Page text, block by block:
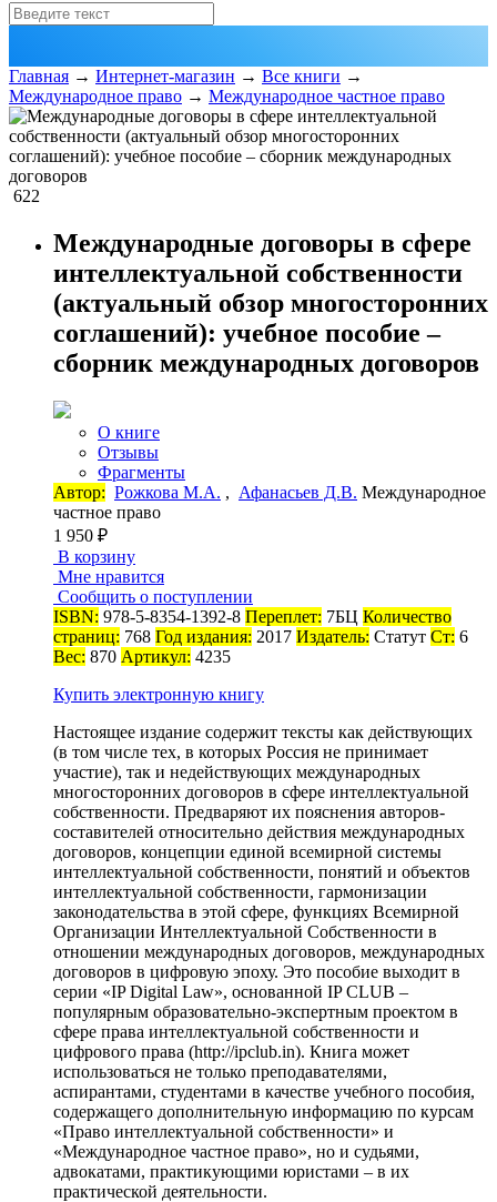
Главная → Интернет-магазин → Все книги →
Международное право → Международное частное право
622
Международные договоры в сфере
интеллектуальной собственности
(актуальный обзор многосторонних
соглашений): учебное пособие –
сборник международных договоров
О книге
Отзывы
Фрагменты
Автор: Рожкова М.А. , Афанасьев Д.В. Международное
частное право
1 950 ₽
В корзину
Мне нравится
Сообщить о поступлении
ISBN: 978-5-8354-1392-8 Переплет: 7БЦ Количество
страниц: 768 Год издания: 2017 Издатель: Статут Ст: 6
Вес: 870 Артикул: 4235
Купить электронную книгу
Настоящее издание содержит тексты как действующих
(в том числе тех, в которых Россия не принимает
участие), так и недействующих международных
многосторонних договоров в сфере интеллектуальной
собственности. Предваряют их пояснения авторов-
составителей относительно действия международных
договоров, концепции единой всемирной системы
интеллектуальной собственности, понятий и объектов
интеллектуальной собственности, гармонизации
законодательства в этой сфере, функциях Всемирной
Организации Интеллектуальной Собственности в
отношении международных договоров, международных
договоров в цифровую эпоху. Это пособие выходит в
серии «IP Digital Law», основанной IP CLUB –
популярным образовательно-экспертным проектом в
сфере права интеллектуальной собственности и
цифрового права (http://ipclub.in). Книга может
использоваться не только преподавателями,
аспирантами, студентами в качестве учебного пособия,
содержащего дополнительную информацию по курсам
«Право интеллектуальной собственности» и
«Международное частное право», но и судьями,
адвокатами, практикующими юристами – в их
практической деятельности.